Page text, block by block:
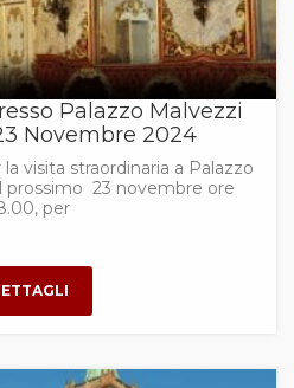
Palazzo Malvezzi
Novembre 2024
visita straordinaria a Palazzo
prossimo 23 novembre ore
per